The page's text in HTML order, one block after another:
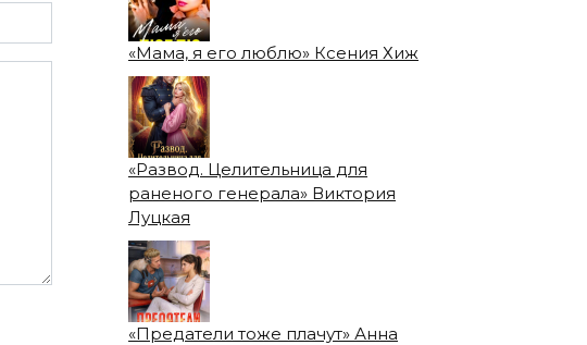
«Мама, я его люблю» Ксения Хиж
«Развод. Целительница для
раненого генерала» Виктория
Луцкая
«Предатели тоже плачут» Анна